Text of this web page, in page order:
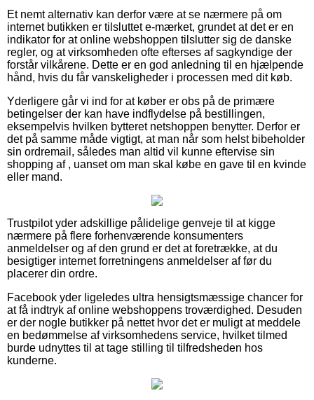
Et nemt alternativ kan derfor være at se nærmere på om
internet butikken er tilsluttet e-mærket, grundet at det er en
indikator for at online webshoppen tilslutter sig de danske
regler, og at virksomheden ofte efterses af sagkyndige der
forstår vilkårene. Dette er en god anledning til en hjælpende
hånd, hvis du får vanskeligheder i processen med dit køb.
Yderligere går vi ind for at køber er obs på de primære
betingelser der kan have indflydelse på bestillingen,
eksempelvis hvilken bytteret netshoppen benytter. Derfor er
det på samme måde vigtigt, at man når som helst bibeholder
sin ordremail, således man altid vil kunne eftervise sin
shopping af , uanset om man skal købe en gave til en kvinde
eller mand.
Trustpilot yder adskillige pålidelige genveje til at kigge
nærmere på flere forhenværende konsumenters
anmeldelser og af den grund er det at foretrække, at du
besigtiger internet forretningens anmeldelser af før du
placerer din ordre.
Facebook yder ligeledes ultra hensigtsmæssige chancer for
at få indtryk af online webshoppens troværdighed. Desuden
er der nogle butikker på nettet hvor det er muligt at meddele
en bedømmelse af virksomhedens service, hvilket tilmed
burde udnyttes til at tage stilling til tilfredsheden hos
kunderne.